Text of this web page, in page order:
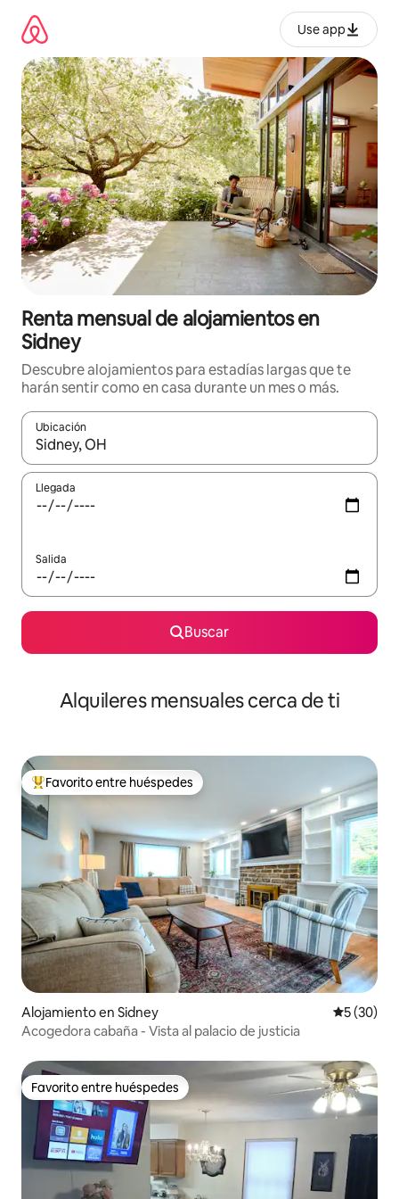
contenido
Use app
Renta mensual de alojamientos en
Sidney
Descubre alojamientos para estadías largas que te
harán sentir como en casa durante un mes o más.
Ubicación
Cuando los resultados estén disponibles, navega con las
Llegada
Salida
Buscar
Alquileres mensuales cerca de ti
Favorito entre huéspedes preferido
Favorito entre huéspedes
Alojamiento en Sidney
5 (30)
Acogedora cabaña - Vista al palacio de justicia
Favorito entre huéspedes
Favorito entre huéspedes